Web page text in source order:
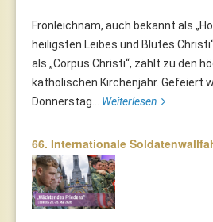
Fronleichnam, auch bekannt als
heiligsten Leibes und Blutes
als „Corpus Christi“, zählt zu den
katholischen Kirchenjahr. Gefeiert
Donnerstag... Weiterlesen
66. Internationale